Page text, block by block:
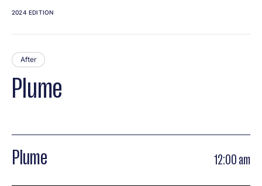
Plume
After
Plume 12:00 am
2024 EDITION